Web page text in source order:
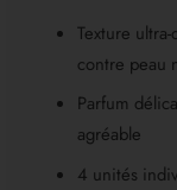
Texture
contre peau
Parfum
agréable
4 unités